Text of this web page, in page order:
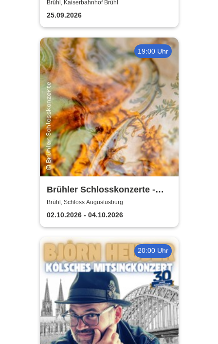
Partymander live |
Kaiserbahnhof Brühl
Brühl, Kaiserbahnhof Brühl
25.09.2026
19:00 Uhr
Brühler Schlosskonzerte -
Haydn-Festival 2026
Brühl, Schloss Augustusburg
02.10.2026 - 04.10.2026
20:00 Uhr